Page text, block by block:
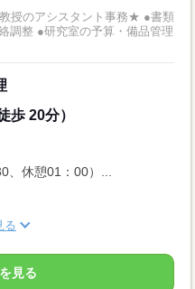
のアシスタント事務★ ●書類
調整 ●研究室の予算・備品管理
歩 20分）
、休憩01：00）...
る
見る